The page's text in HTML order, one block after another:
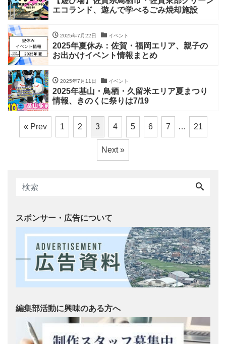
エコランド、遊んで学べるごみ焼却施設
2025年7月22日 イベント
2025年夏休み：佐賀・福岡エリア、親子の
お出かけイベント情報まとめ
2025年7月11日 イベント
2025年基山・鳥栖・久留米エリア夏まつり
情報、きのくに祭りは7/19
« Prev 1 2 3 4 5 6 7 … 21
Next »
スポンサー・広告について
編集部活動に興味のある方へ